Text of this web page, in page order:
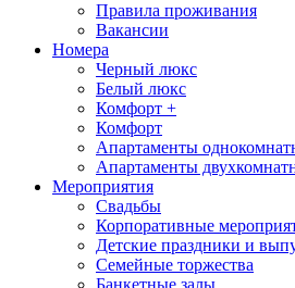
Правила проживания
Вакансии
Номера
Черный люкс
Белый люкс
Комфорт +
Комфорт
Апартаменты
Апартаменты
Мероприятия
Свадьбы
Корпоративные
Детские праздники и
Семейные торжества
Банкетные залы